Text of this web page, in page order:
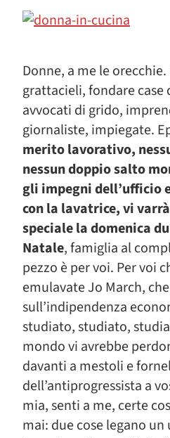
Donne, a me le
grattacieli, fondare
avvocati di grido,
giornaliste, impiegate.
merito lavorativo,
nessun doppio salto
gli impegni dell’ufficio
con la lavatrice, vi
speciale la domenica
Natale, famiglia al
pezzo è per voi. Per voi
emulavate Jo March,
sull’indipendenza
studiato, studiato,
mondo vi avrebbe
davanti a mestoli e
dell’antiprogressista a
mia, senti a me, certe
mai: due cose legano